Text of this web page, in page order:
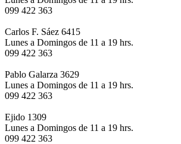
099 422 363
Carlos F. Sáez 6415
Lunes a Domingos de 11 a 19 hrs.
099 422 363
Pablo Galarza 3629
Lunes a Domingos de 11 a 19 hrs.
099 422 363
Ejido 1309
Lunes a Domingos de 11 a 19 hrs.
099 422 363